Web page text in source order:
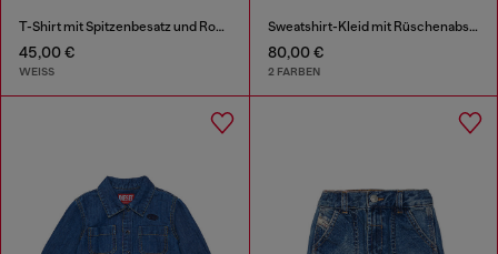
T-Shirt mit Spitzenbesatz und Rosenprint
45,00 €
WEISS
Sweatshirt-Kleid mit Rüschenabschluss
80,00 €
2 FARBEN